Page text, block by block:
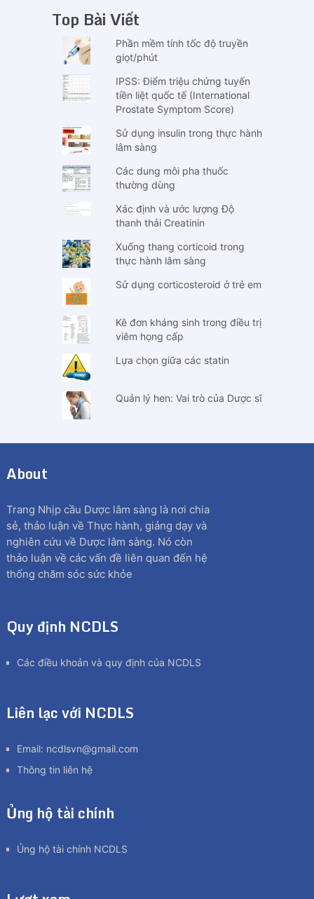
Top Bài Viết
Phần mềm tính tốc độ truyền
giọt/phút
IPSS: Điểm triệu chứng tuyến
tiền liệt quốc tế (International
Prostate Symptom Score)
Sử dụng insulin trong thực hành
lâm sàng
Các dung môi pha thuốc
thường dùng
Xác định và ước lượng Độ
thanh thải Creatinin
Xuống thang corticoid trong
thực hành lâm sàng
Sử dụng corticosteroid ở trẻ em
Kê đơn kháng sinh trong điều trị
viêm họng cấp
Lựa chọn giữa các statin
Quản lý hen: Vai trò của Dược sĩ
About
Trang Nhịp cầu Dược lâm sàng là nơi chia
sẻ, thảo luận về Thực hành, giảng dạy và
nghiên cứu về Dược lâm sàng. Nó còn
thảo luận về các vấn đề liên quan đến hệ
thống chăm sóc sức khỏe
Quy định NCDLS
Các điều khoản và quy định của NCDLS
Liên lạc với NCDLS
Email: ncdlsvn@gmail.com
Thông tin liên hệ
Ủng hộ tài chính
Ủng hộ tài chính NCDLS